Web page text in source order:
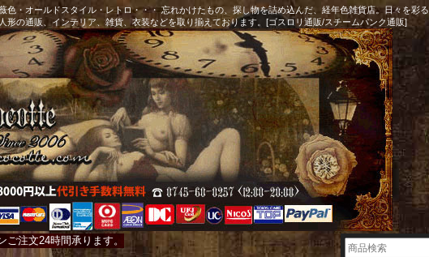
色・オールドスタイル・レトロ・・・ 忘れかけたもの、探し物を詰め込んだ、経年色雑貨店。日々を彩る
形の通販、インテリア、雑貨、衣装などを取り揃えております。[ゴスロリ通販/スチームパンク通販]
ご注文24時間承ります。